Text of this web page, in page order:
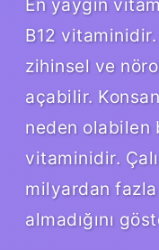
B12
zihinsel ve
açabilir.
neden olabilen
vitaminidir.
milyardan
almadığını